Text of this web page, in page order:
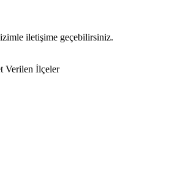
iletişime geçebilirsiniz.
Verilen İlçeler